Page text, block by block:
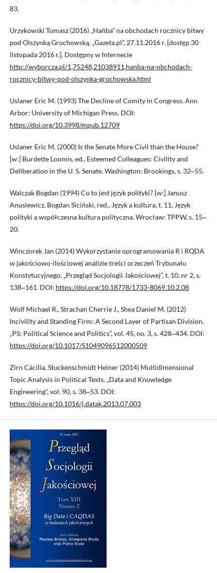
83.
Urzykowski Tomasz (2016) „Hańba” na obchodach rocznicy bitwy
pod Olszynką Grochowską. „Gazeta.pl”, 27.11.2016 r. [dostęp 30
listopada 2016 r.]. Dostępny w Internecie
http://wyborcza.pl/1,75248,21038911,hanba-na-obchodach-
rocznicy-bitwy-pod-olszynka-grochowska.html
Uslaner Eric M. (1993) The Decline of Comity in Congress. Ann
Arbor: University of Michigan Press. DOI:
https://doi.org/10.3998/mpub.12709
Uslaner Eric M. (2000) Is the Senate More Civil than the House?
[w:] Burdette Loomis, ed., Esteemed Colleagues: Civility and
Deliberation in the U. S. Senate. Washington: Brookings, s. 32‒55.
Walczak Bogdan (1994) Co to jest język polityki? [w:] Janusz
Anusiewicz, Bogdan Siciński, red., Język a kultura, t. 11, Język
polityki a współczesna kultura polityczna. Wrocław: TPPW, s. 15‒
20.
Winczorek Jan (2014) Wykorzystanie oprogramowania R i RQDA
w jakościowo-ilościowej analizie treści orzeczeń Trybunału
Konstytucyjnego. „Przegląd Socjologii Jakościowej”, t. 10, nr 2, s.
138‒161. DOI: https://doi.org/10.18778/1733-8069.10.2.08
Wolf Michael R., Strachan Cherrie J., Shea Daniel M. (2012)
Incivility and Standing Firm: A Second Layer of Partisan Division.
„PS: Political Science and Politics”, vol. 45, no. 3, s. 428‒434. DOI:
https://doi.org/10.1017/S1049096512000509
Zirn Cäcilia, Stuckenschmidt Heiner (2014) Multidimensional
Topic Analysis in Political Texts. „Data and Knowledge
Engineering”, vol. 90, s. 38‒53. DOI:
https://doi.org/10.1016/j.datak.2013.07.003